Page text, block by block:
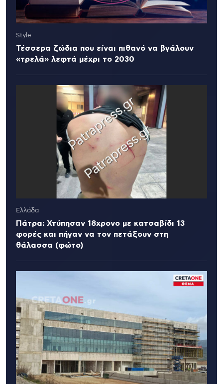
Style
Τέσσερα ζώδια που είναι πιθανό να βγάλουν
«τρελά» λεφτά μέχρι το 2030
Ελλάδα
Πάτρα: Χτύπησαν 18χρονο με κατσαβίδι 13
φορές και πήγαν να τον πετάξουν στη
θάλασσα (φώτο)